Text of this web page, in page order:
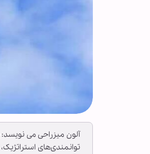
آلون میزراحی می
توانمندی‌های